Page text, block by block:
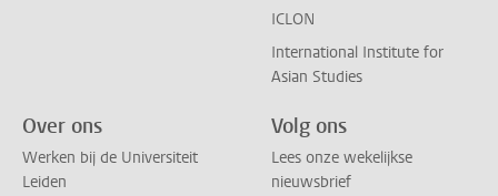
ICLON
International Institute for
Asian Studies
Over ons
Werken bij de Universiteit
Leiden
Volg ons
Lees onze wekelijkse
nieuwsbrief